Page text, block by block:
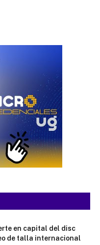
en capital del disc
de talla internacional